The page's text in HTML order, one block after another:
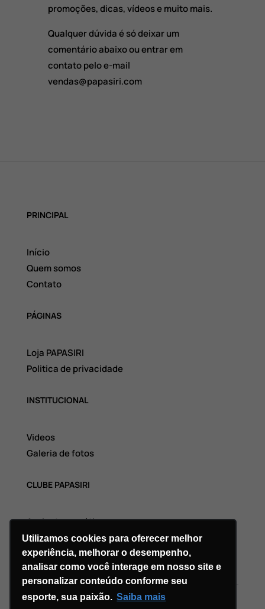
Utilizamos cookies para oferecer melhor
experiência, melhorar o desempenho,
analisar como você interage em nosso site e
personalizar conteúdo conforme seu
esporte, sua paixão. Saiba mais
promoções, dicas, vídeos e muito mais.
Qualquer dúvida é só deixar um
comentário abaixo ou entrar em
contato pelo e-mail
vendas@papasiri.com
PRINCIPAL
Início
Quem somos
Contato
PÁGINAS
Loja PAPASIRI
Politica de privacidade
INSTITUCIONAL
Videos
Galeria de fotos
CLUBE PAPASIRI
Assinatura grátis